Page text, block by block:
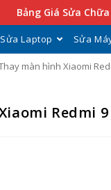
Bảng Giá Sửa Chữa
Sửa Laptop Sửa
màn hình Xiaomi
Redmi